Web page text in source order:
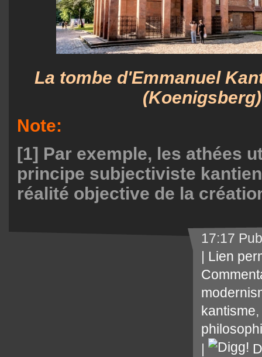
La tombe d'Emmanuel
(Koenigsberg)
Note:
[1] Par exemple, les athées
principe subjectiviste
réalité objective de la
17:17
| Lien
kantisme,
|